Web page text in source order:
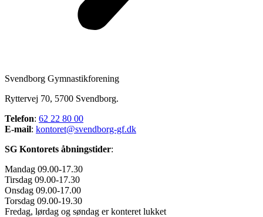
Svendborg Gymnastikforening
Ryttervej 70, 5700 Svendborg.
Telefon: 62 22 80 00
E-mail: kontoret@svendborg-gf.dk
SG Kontorets åbningstider:
Mandag 09.00-17.30
Tirsdag 09.00-17.30
Onsdag 09.00-17.00
Torsdag 09.00-19.30
Fredag, lørdag og søndag er konteret lukket